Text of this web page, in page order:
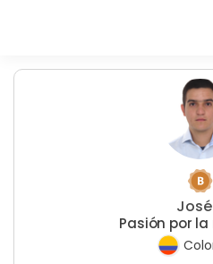
José
Pasión por